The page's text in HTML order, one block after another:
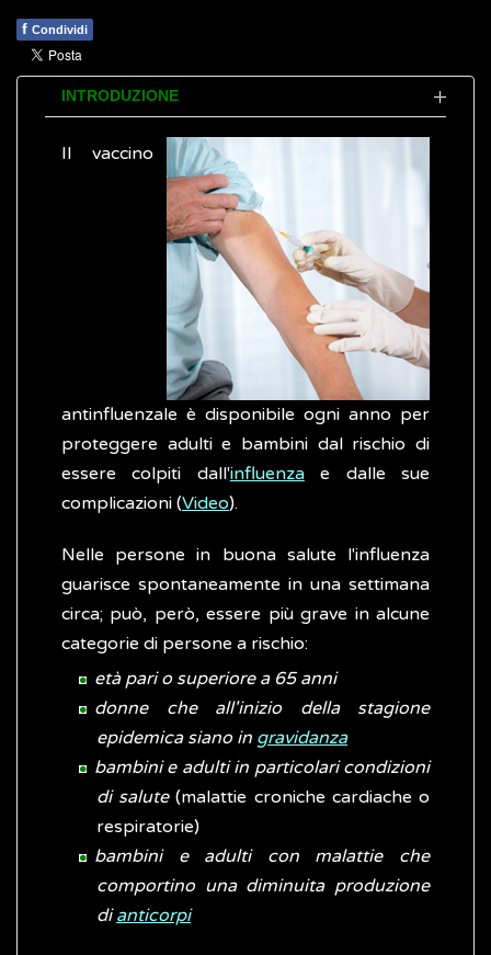
f Condividi
INTRODUZIONE
Il vaccino
antinfluenzale è disponibile ogni anno per
proteggere adulti e bambini dal rischio di
essere colpiti dall'influenzae dalle sue
complicazioni (Video).
Nelle persone in buona salute l'influenza
guarisce spontaneamente in una settimana
circa; può, però, essere più grave in alcune
categorie di persone a rischio:
età pari o superiore a 65 anni
donne che all'inizio della stagione
epidemica siano in gravidanza
bambini e adulti in particolari condizioni
di salute(malattie croniche cardiache o
respiratorie)
bambini e adulti con malattie che
comportino una diminuita produzione
dianticorpi